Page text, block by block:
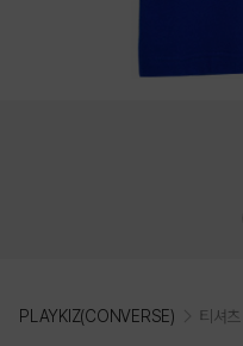
PLAYKIZ(CONVERSE) 티셔츠